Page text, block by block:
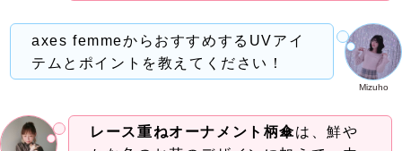
Mizuho
axes femmeからおすすめするUVアイ
テムとポイントを教えてください！
レース重ねオーナメント柄傘は、鮮や